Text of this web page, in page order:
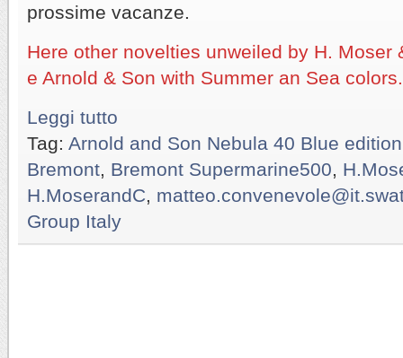
prossime vacanze.
Here other novelties unweiled by H. Moser
e Arnold & Son with Summer an Sea colors.
Leggi tutto
Tag: Arnold and Son Nebula 40 Blue edition
Bremont Bremont Supermarine500
H.MoserandC
Group Italy